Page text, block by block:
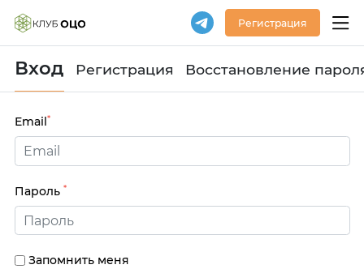
Регистрация
Вход Регистрация Восстановление
Email*
Пароль *
Запомнить меня